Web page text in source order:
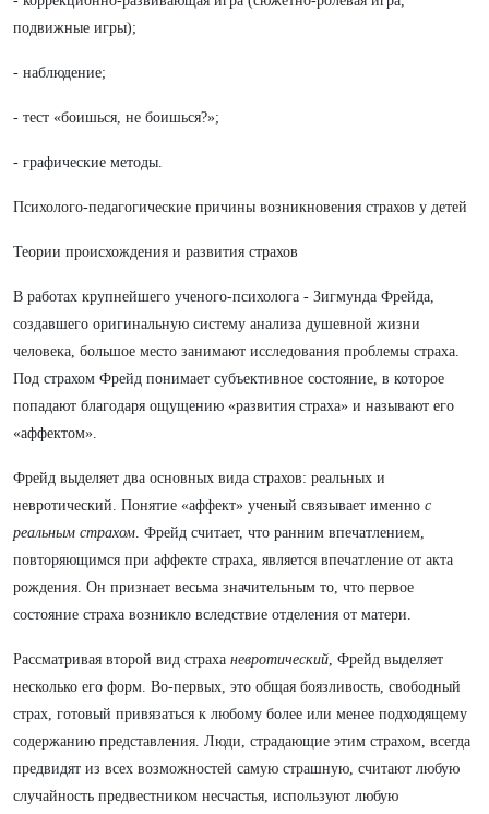
подвижные игры);
- наблюдение;
- тест «боишься, не боишься?»;
- графические методы.
Психолого-педагогические причины возникновения страхов у детей
Теории происхождения и развития страхов
В работах крупнейшего ученого-психолога - Зигмунда Фрейда,
создавшего оригинальную систему анализа душевной жизни
человека, большое место занимают исследования проблемы страха.
Под страхом Фрейд понимает субъективное состояние, в которое
попадают благодаря ощущению «развития страха» и называют его
«аффектом».
Фрейд выделяет два основных вида страхов: реальных и
невротический. Понятие «аффект» ученый связывает именно с
реальным страхом. Фрейд считает, что ранним впечатлением,
повторяющимся при аффекте страха, является впечатление от акта
рождения. Он признает весьма значительным то, что первое
состояние страха возникло вследствие отделения от матери.
Рассматривая второй вид страха невротический, Фрейд выделяет
несколько его форм. Во-первых, это общая боязливость, свободный
страх, готовый привязаться к любому более или менее подходящему
содержанию представления. Люди, страдающие этим страхом, всегда
предвидят из всех возможностей самую страшную, считают любую
случайность предвестником несчастья, используют любую